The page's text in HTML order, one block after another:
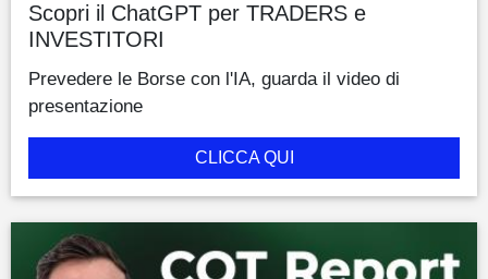
Scopri il ChatGPT per TRADERS e
INVESTITORI
Prevedere le Borse con l'IA, guarda il video di
presentazione
CLICCA QUI